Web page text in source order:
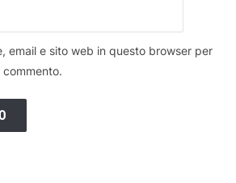
email e sito web in questo browser per